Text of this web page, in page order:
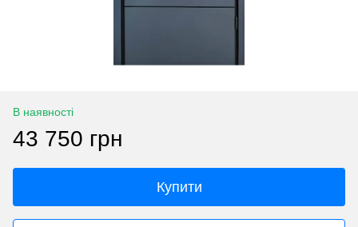
В наявності
43 750 грн
Купити